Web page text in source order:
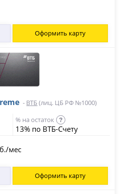
Оформить карту
- ВТБ(лиц. ЦБ РФ №1000)
% на остаток ?
13% по ВТБ-Счету
мес
Оформить карту